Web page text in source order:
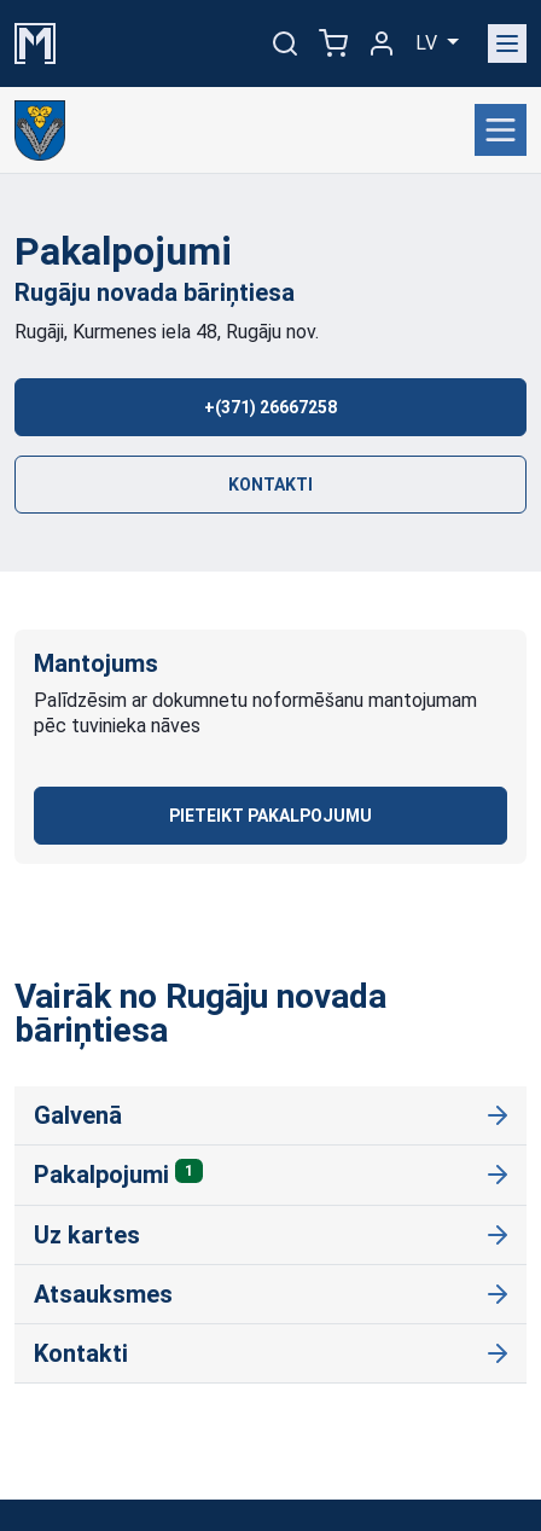
LV
Pakalpojumi
Rugāju novada bāriņtiesa
Rugāji, Kurmenes iela 48, Rugāju nov.
+(371) 26667258
KONTAKTI
Mantojums
Palīdzēsim ar dokumnetu noformēšanu mantojumam
pēc tuvinieka nāves
PIETEIKT PAKALPOJUMU
Vairāk no Rugāju novada
bāriņtiesa
Galvenā
Pakalpojumi 1
Uz kartes
Atsauksmes
Kontakti